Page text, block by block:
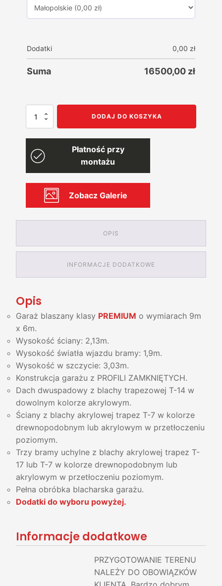
Dodatki 0,00 zł
Suma 16500,00 zł
ilość
PREMIUM
9m
DODAJ DO KOSZYKA
Płatność przy
montażu
Zobacz Galerie
OPIS
INFORMACJE DODATKOWE
Opis
Garaż blaszany klasy PREMIUM o wymiarach 9m
x 6m.
Wysokość ściany: 2,13m.
Wysokość światła wjazdu bramy: 1,9m.
Wysokość w szczycie: 3,03m.
Konstrukcja garażu z PROFILI ZAMKNIĘTYCH.
Dach dwuspadowy z blachy trapezowej T-14 w
dowolnym kolorze akrylowym.
Ściany z blachy akrylowej trapez T-7 w kolorze
drewnopodobnym lub akrylowym w przetłoczeniu
poziomym.
Trzy bramy uchylne z blachy akrylowej trapez T-
17 lub T-7 w kolorze drewnopodobnym lub
akrylowym w przetłoczeniu poziomym.
Pełna obróbka blacharska garażu.
Dodatki do wyboru powyżej.
Informacje dodatkowe
PRZYGOTOWANIE TERENU
NALEŻY DO OBOWIĄZKÓW